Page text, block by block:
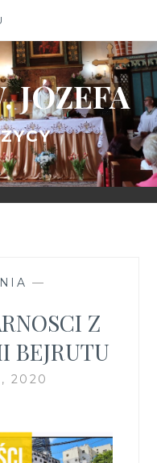
JÓZEFA
—
Z
BEJRUTU
2020